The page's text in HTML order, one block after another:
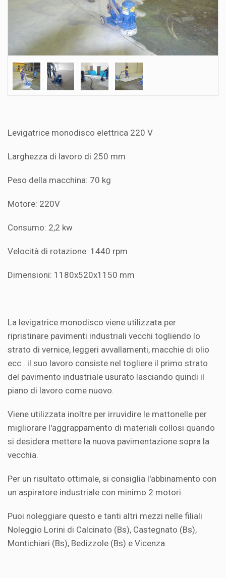
Levigatrice monodisco elettrica 220 V
Larghezza di lavoro di 250 mm
Peso della macchina: 70 kg
Motore: 220V
Consumo: 2,2 kw
Velocità di rotazione: 1440 rpm
Dimensioni: 1180x520x1150 mm
La levigatrice monodisco viene utilizzata per
ripristinare pavimenti industriali vecchi togliendo lo
strato di vernice, leggeri avvallamenti, macchie di olio
ecc.. il suo lavoro consiste nel togliere il primo strato
del pavimento industriale usurato lasciando quindi il
piano di lavoro come nuovo.
Viene utilizzata inoltre per irruvidire le mattonelle per
migliorare l'aggrappamento di materiali collosi quando
si desidera mettere la nuova pavimentazione sopra la
vecchia.
Per un risultato ottimale, si consiglia l'abbinamento con
un aspiratore industriale con minimo 2 motori.
Puoi noleggiare questo e tanti altri mezzi nelle filiali
Noleggio Lorini di Calcinato (Bs), Castegnato (Bs),
Montichiari (Bs), Bedizzole (Bs) e Vicenza.